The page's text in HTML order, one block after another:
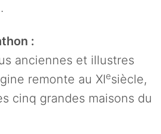
:
anciennes et illustres
remonte au XIesiècle,
cinq grandes maisons du